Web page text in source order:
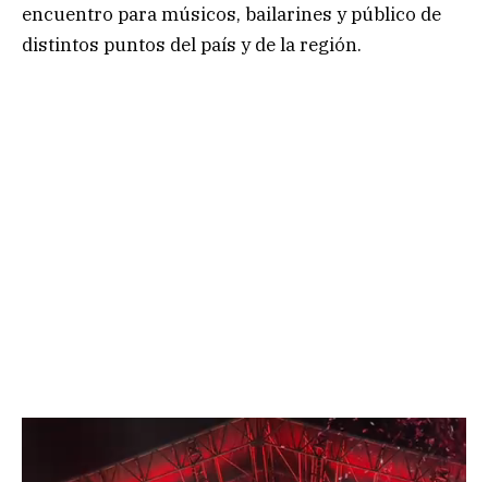
encuentro para músicos, bailarines y público de
distintos puntos del país y de la región.